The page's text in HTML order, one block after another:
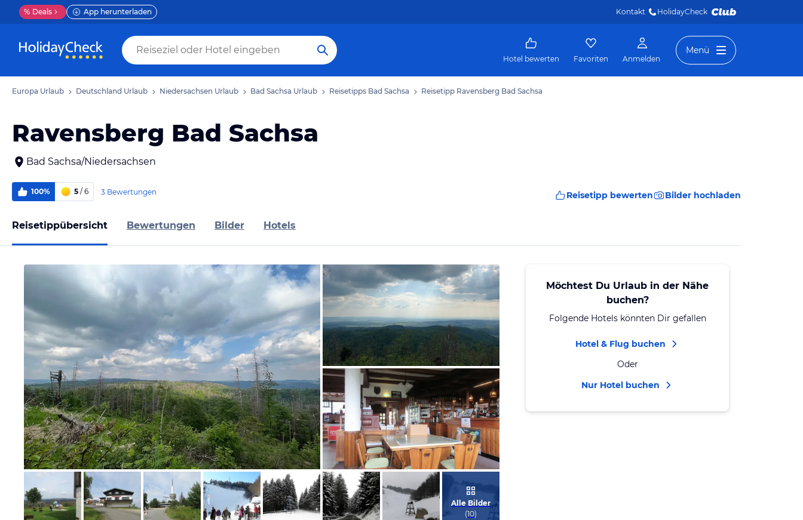
% Deals App herunterladen Kontakt HolidayCheck
Hotel bewerten Favoriten Anmelden
Menü
Europa Urlaub Deutschland Urlaub Niedersachsen Urlaub Bad Sachsa Urlaub Reisetipps Bad Sachsa Reisetipp Ravensberg Bad Sachsa
Ravensberg Bad Sachsa
Bad Sachsa/Niedersachsen
100% 5 / 6 3 Bewertungen Reisetipp bewerten Bilder hochladen
Reisetippübersicht Bewertungen Bilder Hotels
Bild melden
von Ralph
Bild melden
von Ralph
Bild melden
von Frank
Alle Bilder
(10)
Möchtest Du Urlaub in der Nähe
buchen?
Folgende Hotels könnten Dir gefallen
Hotel & Flug buchen
Oder
Nur Hotel buchen